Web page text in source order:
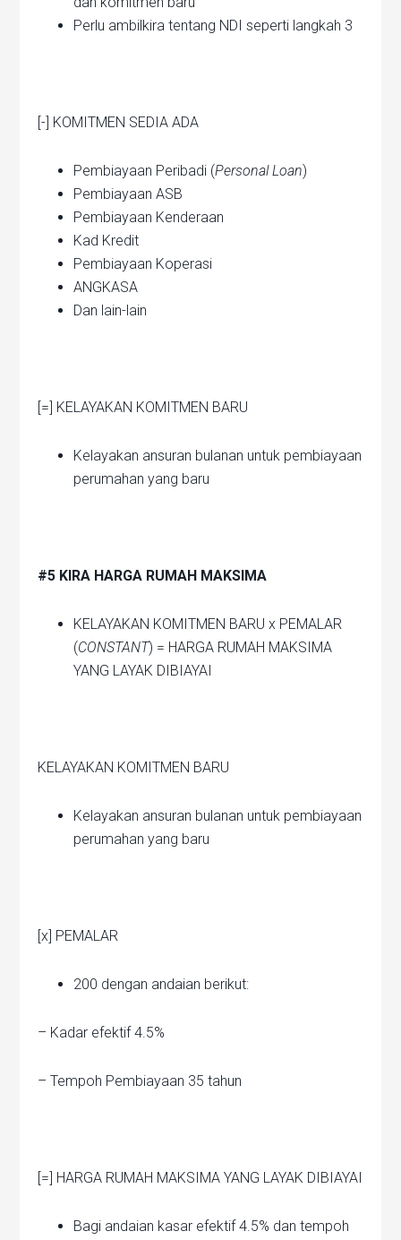
Perlu ambilkira tentang NDI seperti langkah 3
[-] KOMITMEN SEDIA ADA
Pembiayaan Peribadi (Personal Loan)
Pembiayaan ASB
Pembiayaan Kenderaan
Kad Kredit
Pembiayaan Koperasi
ANGKASA
Dan lain-lain
[=] KELAYAKAN KOMITMEN BARU
Kelayakan ansuran bulanan untuk pembiayaan
perumahan yang baru
#5 KIRA HARGA RUMAH MAKSIMA
KELAYAKAN KOMITMEN BARU x PEMALAR
(CONSTANT) = HARGA RUMAH MAKSIMA
YANG LAYAK DIBIAYAI
KELAYAKAN KOMITMEN BARU
Kelayakan ansuran bulanan untuk pembiayaan
perumahan yang baru
[x] PEMALAR
200 dengan andaian berikut:
– Kadar efektif 4.5%
– Tempoh Pembiayaan 35 tahun
[=] HARGA RUMAH MAKSIMA YANG LAYAK DIBIAYAI
Bagi andaian kasar efektif 4.5% dan tempoh